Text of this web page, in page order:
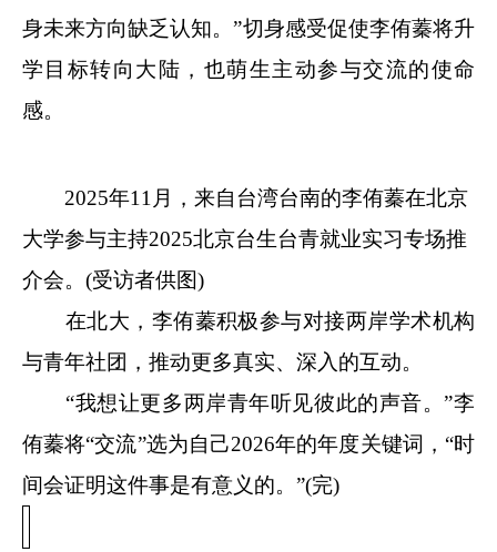
身未来方向缺乏认知。”切身感受促使李侑蓁将升
学目标转向大陆，也萌生主动参与交流的使命
感。
2025年11月，来自台湾台南的李侑蓁在北京
大学参与主持2025北京台生台青就业实习专场推
介会。(受访者供图)
在北大，李侑蓁积极参与对接两岸学术机构
与青年社团，推动更多真实、深入的互动。
“我想让更多两岸青年听见彼此的声音。”李
侑蓁将“交流”选为自己2026年的年度关键词，“时
间会证明这件事是有意义的。”(完)